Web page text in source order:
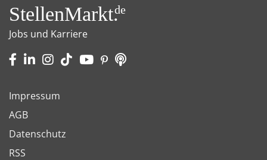
StellenMarkt.de
Jobs und Karriere
Impressum
AGB
Datenschutz
RSS